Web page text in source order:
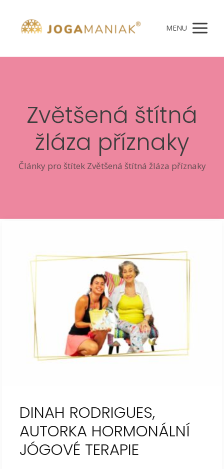
MENU
Zvětšená štítná
žláza příznaky
Články pro štítek Zvětšená štítná žláza příznaky
DINAH RODRIGUES,
AUTORKA HORMONÁLNÍ
JÓGOVÉ TERAPIE